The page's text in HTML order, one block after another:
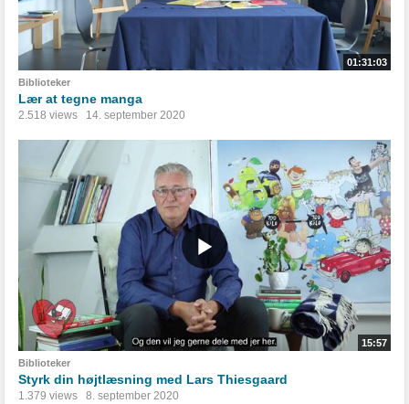
01:31:03
Biblioteker
Lær at tegne manga
2.518 views 14. september 2020
15:57
Biblioteker
Styrk din højtlæsning med Lars Thiesgaard
1.379 views 8. september 2020